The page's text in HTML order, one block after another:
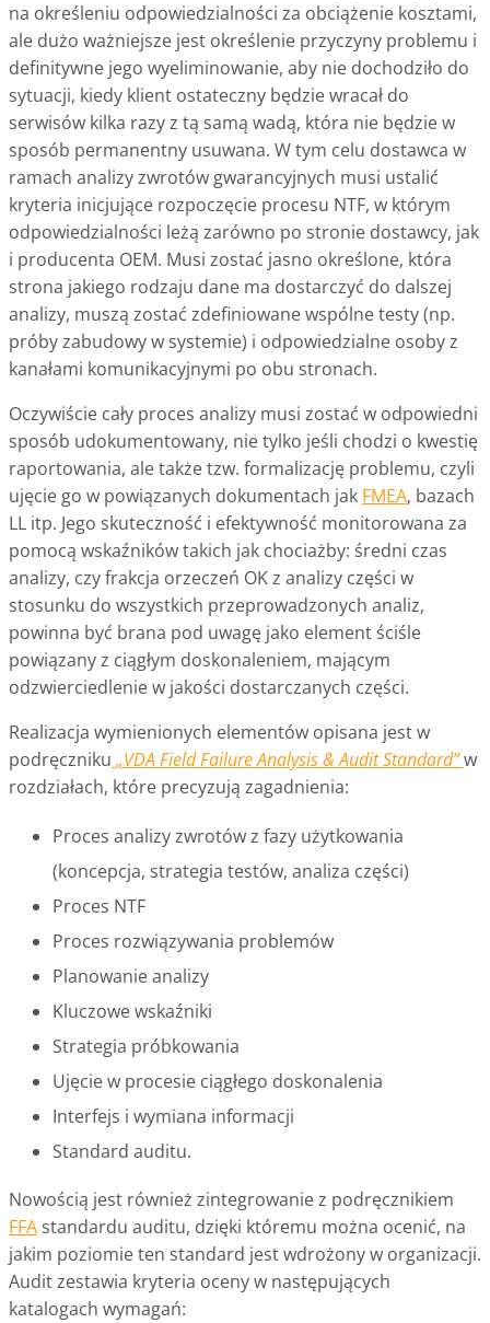
na określeniu odpowiedzialności za obciążenie kosztami,
ale dużo ważniejsze jest określenie przyczyny problemu i
definitywne jego wyeliminowanie, aby nie dochodziło do
sytuacji, kiedy klient ostateczny będzie wracał do
serwisów kilka razy z tą samą wadą, która nie będzie w
sposób permanentny usuwana. W tym celu dostawca w
ramach analizy zwrotów gwarancyjnych musi ustalić
kryteria inicjujące rozpoczęcie procesu NTF, w którym
odpowiedzialności leżą zarówno po stronie dostawcy, jak
i producenta OEM. Musi zostać jasno określone, która
strona jakiego rodzaju dane ma dostarczyć do dalszej
analizy, muszą zostać zdefiniowane wspólne testy (np.
próby zabudowy w systemie) i odpowiedzialne osoby z
kanałami komunikacyjnymi po obu stronach.
Oczywiście cały proces analizy musi zostać w odpowiedni
sposób udokumentowany, nie tylko jeśli chodzi o kwestię
raportowania, ale także tzw. formalizację problemu, czyli
ujęcie go w powiązanych dokumentach jak FMEA, bazach
LL itp. Jego skuteczność i efektywność monitorowana za
pomocą wskaźników takich jak chociażby: średni czas
analizy, czy frakcja orzeczeń OK z analizy części w
stosunku do wszystkich przeprowadzonych analiz,
powinna być brana pod uwagę jako element ściśle
powiązany z ciągłym doskonaleniem, mającym
odzwierciedlenie w jakości dostarczanych części.
Realizacja wymienionych elementów opisana jest w
podręczniku „VDA Field Failure Analysis & Audit Standard”w
rozdziałach, które precyzują zagadnienia:
Proces analizy zwrotów z fazy użytkowania
(koncepcja, strategia testów, analiza części)
Proces NTF
Proces rozwiązywania problemów
Planowanie analizy
Kluczowe wskaźniki
Strategia próbkowania
Ujęcie w procesie ciągłego doskonalenia
Interfejs i wymiana informacji
Standard auditu.
Nowością jest również zintegrowanie z podręcznikiem
FFA standardu auditu, dzięki któremu można ocenić, na
jakim poziomie ten standard jest wdrożony w organizacji.
Audit zestawia kryteria oceny w następujących
katalogach wymagań: